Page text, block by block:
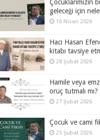
Çocuklarımızın
geleceği için
16 Nisan 2026
Hacı Hasan
kitabı tavsiye
28 Şubat 2026
Hamile veya
oruç tutmalı mı?
27 Şubat 2026
Çocuk ve cami
25 Şubat 2026